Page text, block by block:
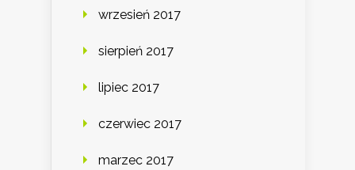
wrzesień 2017
sierpień 2017
lipiec 2017
czerwiec 2017
marzec 2017